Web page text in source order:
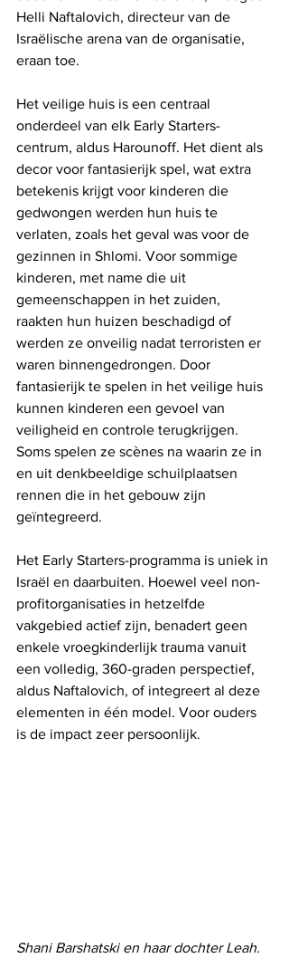
Helli Naftalovich, directeur van de
Israëlische arena van de organisatie,
eraan toe.
Het veilige huis is een centraal
onderdeel van elk Early Starters-
centrum, aldus Harounoff. Het dient als
decor voor fantasierijk spel, wat extra
betekenis krijgt voor kinderen die
gedwongen werden hun huis te
verlaten, zoals het geval was voor de
gezinnen in Shlomi. Voor sommige
kinderen, met name die uit
gemeenschappen in het zuiden,
raakten hun huizen beschadigd of
werden ze onveilig nadat terroristen er
waren binnengedrongen. Door
fantasierijk te spelen in het veilige huis
kunnen kinderen een gevoel van
veiligheid en controle terugkrijgen.
Soms spelen ze scènes na waarin ze in
en uit denkbeeldige schuilplaatsen
rennen die in het gebouw zijn
geïntegreerd.
Het Early Starters-programma is uniek in
Israël en daarbuiten. Hoewel veel non-
profitorganisaties in hetzelfde
vakgebied actief zijn, benadert geen
enkele vroegkinderlijk trauma vanuit
een volledig, 360-graden perspectief,
aldus Naftalovich, of integreert al deze
elementen in één model. Voor ouders
is de impact zeer persoonlijk.
Shani Barshatski en haar dochter Leah.